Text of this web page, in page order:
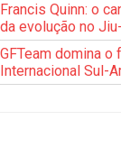
Francis Quinn: o
da evolução no
GFTeam domina
Internacional Sul-